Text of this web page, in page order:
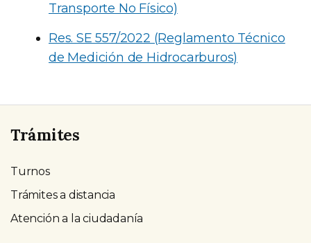
Transporte No Físico)
Res. SE 557/2022 (Reglamento Técnico
de Medición de Hidrocarburos)
Trámites
Turnos
Trámites a distancia
Atención a la ciudadanía